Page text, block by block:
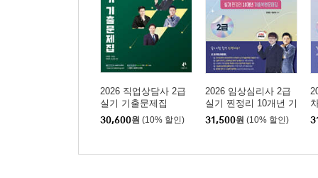
2026 직업상담사 2급
실기 기출문제집
30,600원 (10% 할인)
2026 임상심리사 2급
실기 찐정리 10개년 기
출복원문제집
31,500원 (10% 할인)